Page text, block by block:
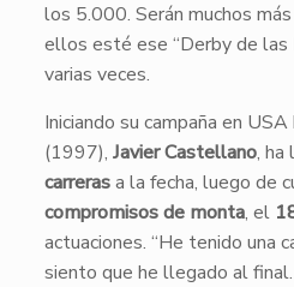
los 5.000. Serán muchos
ellos esté ese “Derby de las
varias veces.
Iniciando su campaña en USA
(1997), Javier Castellano, ha
carrerasa la fecha, luego de
compromisos de monta, el
actuaciones. “He tenido una
siento que he llegado al